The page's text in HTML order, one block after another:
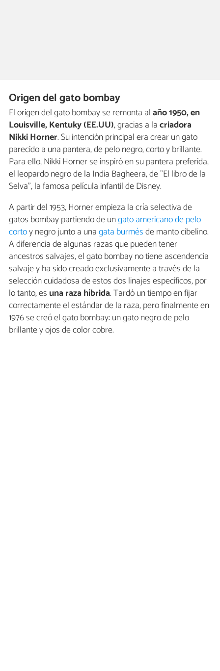
Origen del gato bombay
El origen del gato bombay se remonta alaño 1950, en
Louisville, Kentuky (EE.UU), gracias a lacriadora
Nikki Horner. Su intención principal era crear un gato
parecido a una pantera, de pelo negro, corto y brillante.
Para ello, Nikki Horner se inspiró en su pantera preferida,
el leopardo negro de la India Bagheera, de "El libro de la
Selva", la famosa película infantil de Disney.
A partir del 1953, Horner empieza la cría selectiva de
gatos bombay partiendo de ungato americano de pelo
cortoy negro junto a unagata burmésde manto cibelino.
A diferencia de algunas razas que pueden tener
ancestros salvajes, el gato bombay no tiene ascendencia
salvaje y ha sido creado exclusivamente a través de la
selección cuidadosa de estos dos linajes específicos, por
lo tanto, es una raza híbrida. Tardó un tiempo en fijar
correctamente el estándar de la raza, pero finalmente en
1976 se creó el gato bombay: un gato negro de pelo
brillante y ojos de color cobre.